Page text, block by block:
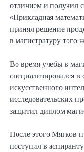
отличием и получил
«Прикладная
принял решение
в магистратуру того
Во время учебы в
специализировался
искусственного
исследовательских
защитил диплом
После этого Мягков
поступил в